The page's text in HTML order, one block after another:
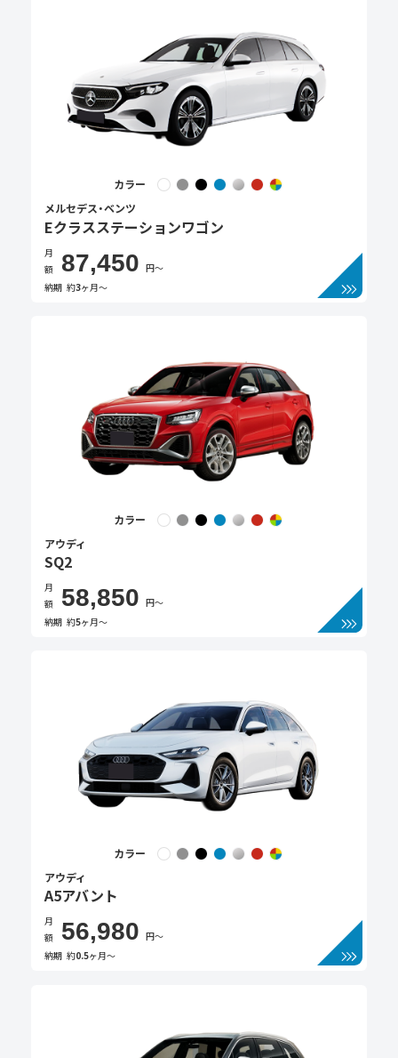
カラー
メルセデス・ベンツ
Eクラスステーションワゴン
月
額
87,450 円〜
納期 約3ヶ月〜
カラー
アウディ
SQ2
月
額
58,850 円〜
納期 約5ヶ月〜
カラー
アウディ
A5アバント
月
額
56,980 円〜
納期 約0.5ヶ月〜